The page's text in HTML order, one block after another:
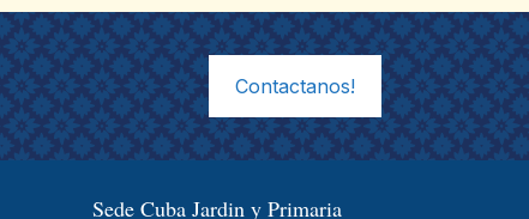
Contactanos!
Sede Cuba Jardin y Primaria